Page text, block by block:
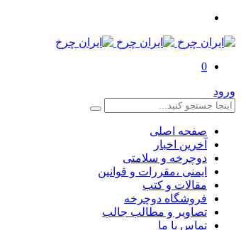
0
ورود
صفحه اصلی
آخرین اخبار
دوچرخه و سلامتی
ایمنی ،مقررات و قوانین
مقالات و کتب
فروشگاه دوچرخه
تصاویر و مطالب جالب
تماس با ما